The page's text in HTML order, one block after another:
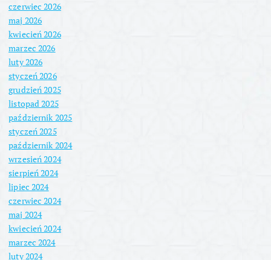
czerwiec 2026
maj 2026
kwiecień 2026
marzec 2026
luty 2026
styczeń 2026
grudzień 2025
listopad 2025
październik 2025
styczeń 2025
październik 2024
wrzesień 2024
sierpień 2024
lipiec 2024
czerwiec 2024
maj 2024
kwiecień 2024
marzec 2024
luty 2024